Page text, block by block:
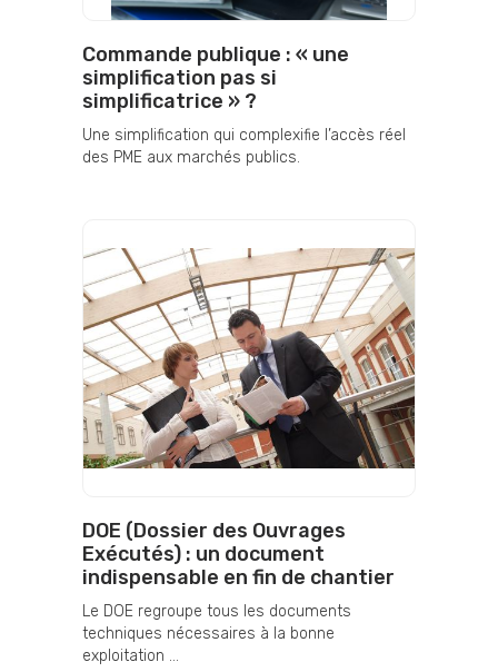
Commande publique : « une
simplification pas si
simplificatrice » ?
Une simplification qui complexifie l’accès réel
des PME aux marchés publics.
DOE (Dossier des Ouvrages
Exécutés) : un document
indispensable en fin de chantier
Le DOE regroupe tous les documents
techniques nécessaires à la bonne
exploitation ...